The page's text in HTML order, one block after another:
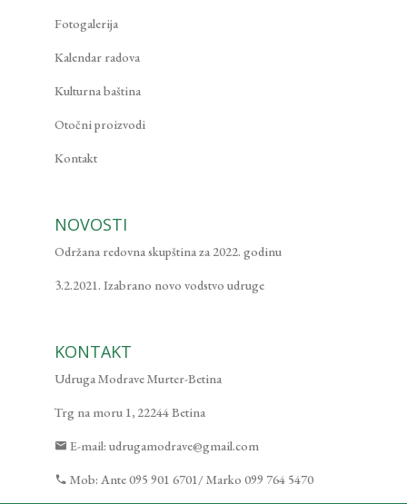
Fotogalerija
Kalendar radova
Kulturna baština
Otočni proizvodi
Kontakt
NOVOSTI
Održana redovna skupština za 2022. godinu
3.2.2021. Izabrano novo vodstvo udruge
KONTAKT
Udruga Modrave Murter-Betina
Trg na moru 1, 22244 Betina
E-mail: udrugamodrave@gmail.com
Mob: Ante 095 901 6701/ Marko 099 764 5470